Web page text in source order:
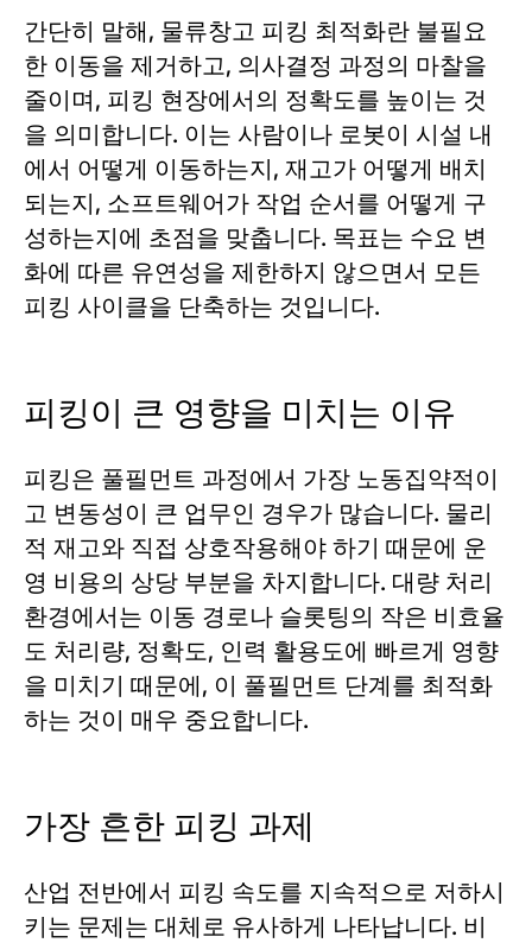
간단히 말해, 물류창고 피킹 최적화란 불필요
한 이동을 제거하고, 의사결정 과정의 마찰을
줄이며, 피킹 현장에서의 정확도를 높이는 것
을 의미합니다. 이는 사람이나 로봇이 시설 내
에서 어떻게 이동하는지, 재고가 어떻게 배치
되는지, 소프트웨어가 작업 순서를 어떻게 구
성하는지에 초점을 맞춥니다. 목표는 수요 변
화에 따른 유연성을 제한하지 않으면서 모든
피킹 사이클을 단축하는 것입니다.
피킹이 큰 영향을 미치는 이유
피킹은 풀필먼트 과정에서 가장 노동집약적이
고 변동성이 큰 업무인 경우가 많습니다. 물리
적 재고와 직접 상호작용해야 하기 때문에 운
영 비용의 상당 부분을 차지합니다. 대량 처리
환경에서는 이동 경로나 슬롯팅의 작은 비효율
도 처리량, 정확도, 인력 활용도에 빠르게 영향
을 미치기 때문에, 이 풀필먼트 단계를 최적화
하는 것이 매우 중요합니다.
가장 흔한 피킹 과제
산업 전반에서 피킹 속도를 지속적으로 저하시
키는 문제는 대체로 유사하게 나타납니다. 비